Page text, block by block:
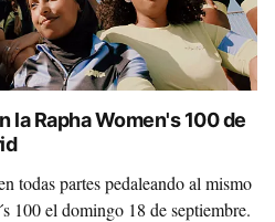
la Rapha Women's 100 de
todas partes pedaleando al mismo
100 el domingo 18 de septiembre.